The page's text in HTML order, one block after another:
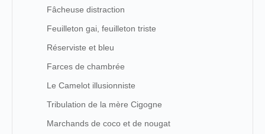
Fâcheuse distraction
Feuilleton gai, feuilleton triste
Réserviste et bleu
Farces de chambrée
Le Camelot illusionniste
Tribulation de la mère Cigogne
Marchands de coco et de nougat